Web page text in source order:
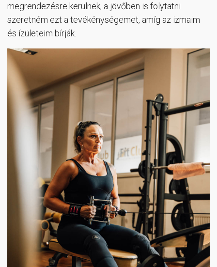
megrendezésre kerülnek, a jövőben is folytatni
szeretném ezt a tevékénységemet, amíg az izmaim
és ízületeim bírják.